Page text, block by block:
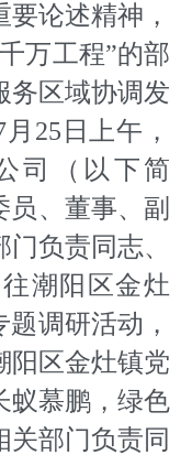
论述精神，
万工程”的部
务区域协调发
25日上午，
司（以下简
员、董事、副
负责同志、
潮阳区金灶
调研活动，
阳区金灶镇党
蚁慕鹏，绿色
关部门负责同